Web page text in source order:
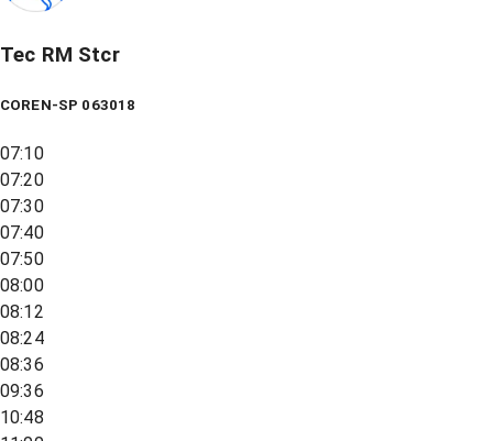
Tec RM Stcr
COREN-SP 063018
07:10
07:20
07:30
07:40
07:50
08:00
08:12
08:24
08:36
09:36
10:48